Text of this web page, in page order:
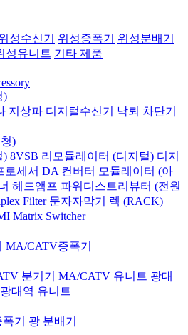
성수신기 위성증폭기
위성분배기
성유니트 기타 제품
)
지상파 디지털수신기
낙뢰 차단기
)
) 8VSB 리모듈레이터 (디지털) 디지
로세서 DA 컨버터 모듈레이터 (아
헤드앰프 파워디스트리뷰터 (전원
Filter 문자자막기
렉 (RACK)
Matrix Switcher
MA/CATV증폭기
분기기 MA/CATV 유니트 광대
광대역 유니트
기
광 분배기